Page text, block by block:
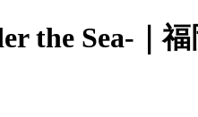
the Sea-